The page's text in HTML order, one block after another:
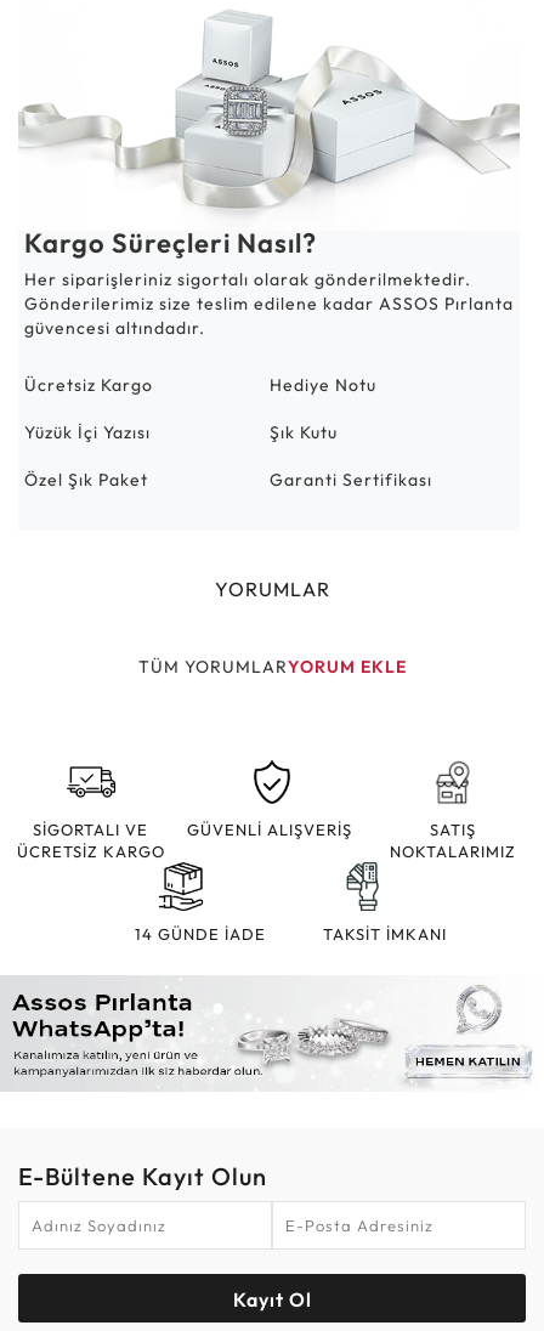
Kargo Süreçleri Nasıl?
Her siparişleriniz sigortalı olarak gönderilmektedir.
Gönderilerimiz size teslim edilene kadar ASSOS Pırlanta
güvencesi altındadır.
Ücretsiz Kargo Hediye Notu
Yüzük İçi Yazısı Şık Kutu
Özel Şık Paket Garanti Sertifikası
YORUMLAR
TÜM YORUMLARYORUM EKLE
SİGORTALI VE
ÜCRETSİZ KARGO
GÜVENLİ ALIŞVERİŞ
SATIŞ
NOKTALARIMIZ
14 GÜNDE İADE TAKSİT İMKANI
E-Bültene Kayıt Olun
Kayıt Ol